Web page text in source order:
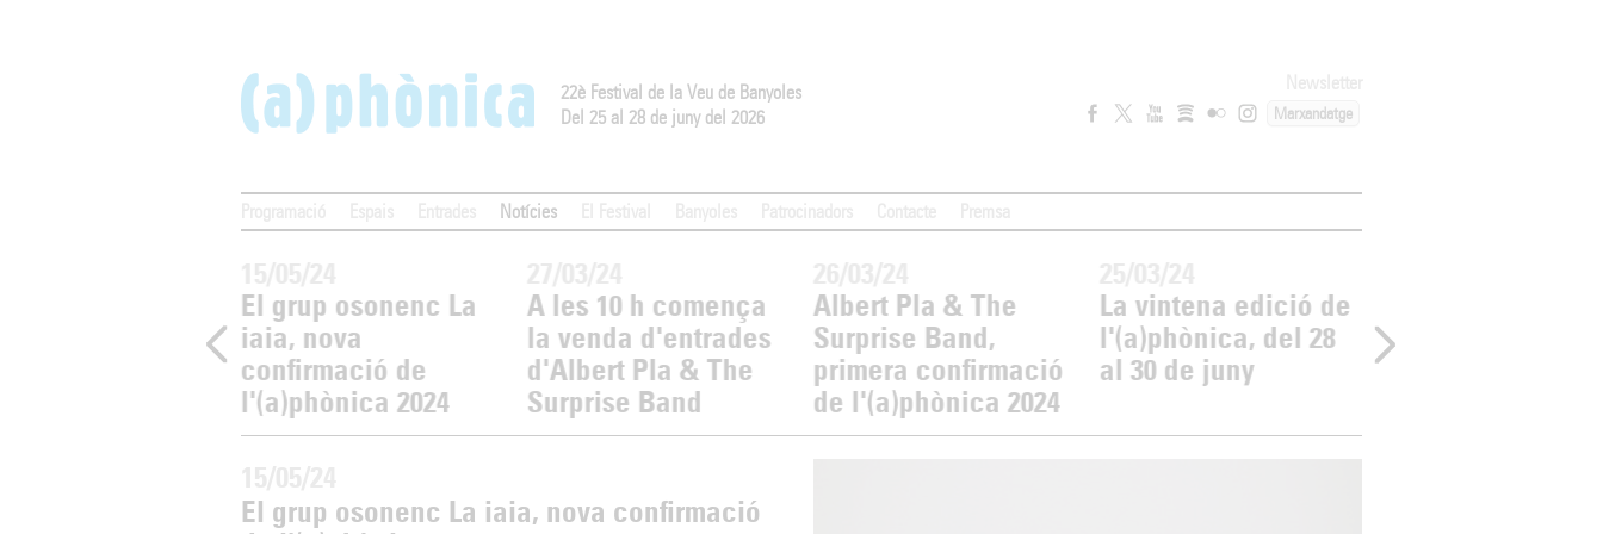
22è Festival de la Veu de Banyoles
Del 25 al 28 de juny del 2026
Marxandatge
Notícies
El grup osonenc La
iaia, nova
confirmació de
l'(a)phònica 2024
A les 10 h comença
la venda d'entrades
d'Albert Pla & The
Surprise Band
Albert Pla & The
Surprise Band,
primera confirmació
de l'(a)phònica 2024
La vintena edició de
l'(a)phònica, del 28
al 30 de juny
19a edició de
El grup osonenc La iaia, nova confirmació